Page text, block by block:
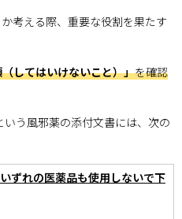
考える際、重要な役割を果たす
してはいけないこと）」を確認
いう風邪薬の添付文書には、次の
ずれの医薬品も使用しないで下